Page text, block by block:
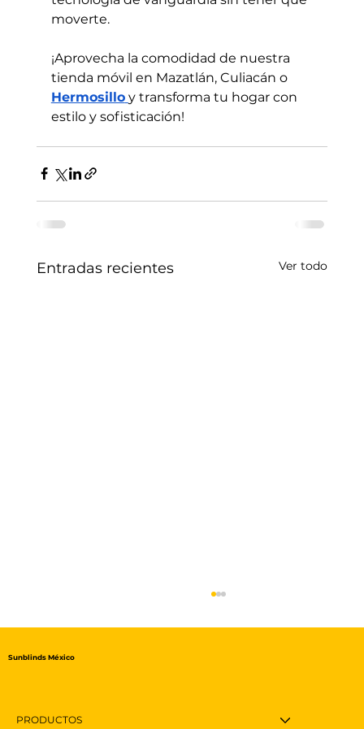
moverte.
¡Aprovecha la comodidad de nuestra
tienda móvil en Mazatlán, Culiacán o
Hermosillo y transforma tu hogar con
estilo y sofisticación!
Entradas recientes Ver todo
PRODUCTOS
Sunblinds México